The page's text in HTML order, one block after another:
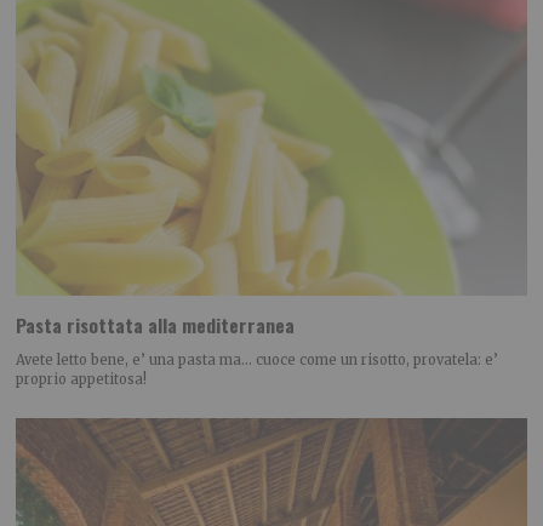
Pasta risottata alla mediterranea
Avete letto bene, e’ una pasta ma… cuoce come un risotto, provatela: e’
proprio appetitosa!